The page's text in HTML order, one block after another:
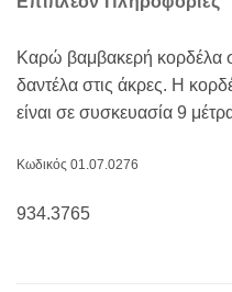
Καρώ βαμβακερή κορδέλα
δαντέλα στις άκρες. Η
είναι σε συσκευασία 9
Κωδικός 01.07.0276
934.3765